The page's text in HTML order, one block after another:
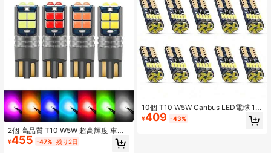
2個 高品質 T10 W5W 超高輝度 車内
読書用ドームライト マーカーランプ
168 194 LED オート ウェッジ パーキ
¥455 -47% 残り2日
10個 T10 W5W Canbus LED電球 19
4 4014 SMD 15 LED ホワイト エラ
ーフリー 車用 ウェッジ インテリア
¥409 -43%